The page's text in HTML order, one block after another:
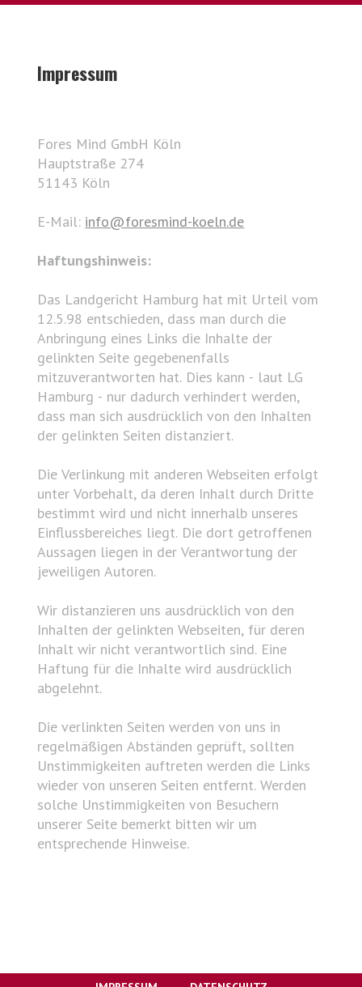
Impressum
Fores Mind GmbH Köln
Hauptstraße 274
51143 Köln
E-Mail: info@foresmind-koeln.de
Haftungshinweis:
Das Landgericht Hamburg hat mit Urteil vom
12.5.98 entschieden, dass man durch die
Anbringung eines Links die Inhalte der
gelinkten Seite gegebenenfalls
mitzuverantworten hat. Dies kann - laut LG
Hamburg - nur dadurch verhindert werden,
dass man sich ausdrücklich von den Inhalten
der gelinkten Seiten distanziert.
Die Verlinkung mit anderen Webseiten erfolgt
unter Vorbehalt, da deren Inhalt durch Dritte
bestimmt wird und nicht innerhalb unseres
Einflussbereiches liegt. Die dort getroffenen
Aussagen liegen in der Verantwortung der
jeweiligen Autoren.
Wir distanzieren uns ausdrücklich von den
Inhalten der gelinkten Webseiten, für deren
Inhalt wir nicht verantwortlich sind. Eine
Haftung für die Inhalte wird ausdrücklich
abgelehnt.
Die verlinkten Seiten werden von uns in
regelmäßigen Abständen geprüft, sollten
Unstimmigkeiten auftreten werden die Links
wieder von unseren Seiten entfernt. Werden
solche Unstimmigkeiten von Besuchern
unserer Seite bemerkt bitten wir um
entsprechende Hinweise.